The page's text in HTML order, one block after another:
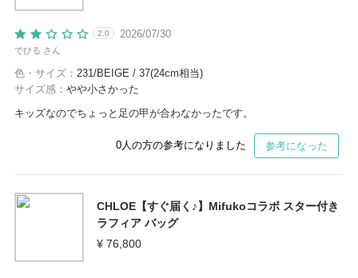
2026/07/30
2.0
でひる さん
色・サイズ： 231/BEIGE / 37(24cm相当)
サイズ感： やや小さかった
キッズなのでちょっと足の甲が合わなかったです。
0人の方の参考になりました 参考になった
CHLOE【すぐ届く♪】Mifukoコラボ スター付き
ラフィア バッグ
¥ 76,800